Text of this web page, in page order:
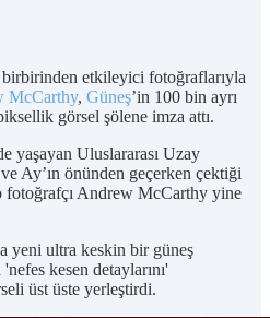
birbirinden etkileyici fotoğraflarıyla
McCarthy, Güneş’in 100 bin ayrı
görsel şölene imza attı.
yaşayan Uluslararası Uzay
Ay’ın önünden geçerken çektiği
fotoğrafçı Andrew McCarthy yine
yeni ultra keskin bir güneş
kesen detaylarını'
üst üste yerleştirdi.